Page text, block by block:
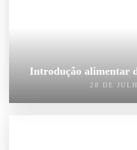
Introdução alimentar
28 DE